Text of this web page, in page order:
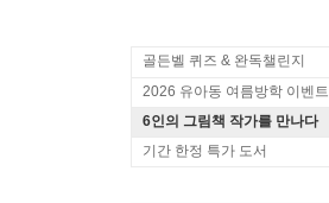
골든벨 퀴즈 & 완독챌린지
2026 유아동 여름방학 이벤트
6인의 그림책 작가를 만나다
기간 한정 특가 도서